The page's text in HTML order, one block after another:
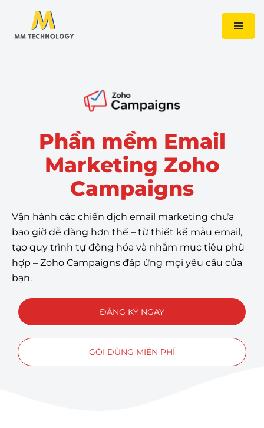
Chuyển
Phần mềm Email
Marketing Zoho
Campaigns
Vận hành các chiến dịch email marketing chưa
bao giờ dễ dàng hơn thế – từ thiết kế mẫu email,
tạo quy trình tự động hóa và nhắm mục tiêu phù
hợp – Zoho Campaigns đáp ứng mọi yêu cầu của
bạn.
ĐĂNG KÝ NGAY
GÓI DÙNG MIỄN PHÍ